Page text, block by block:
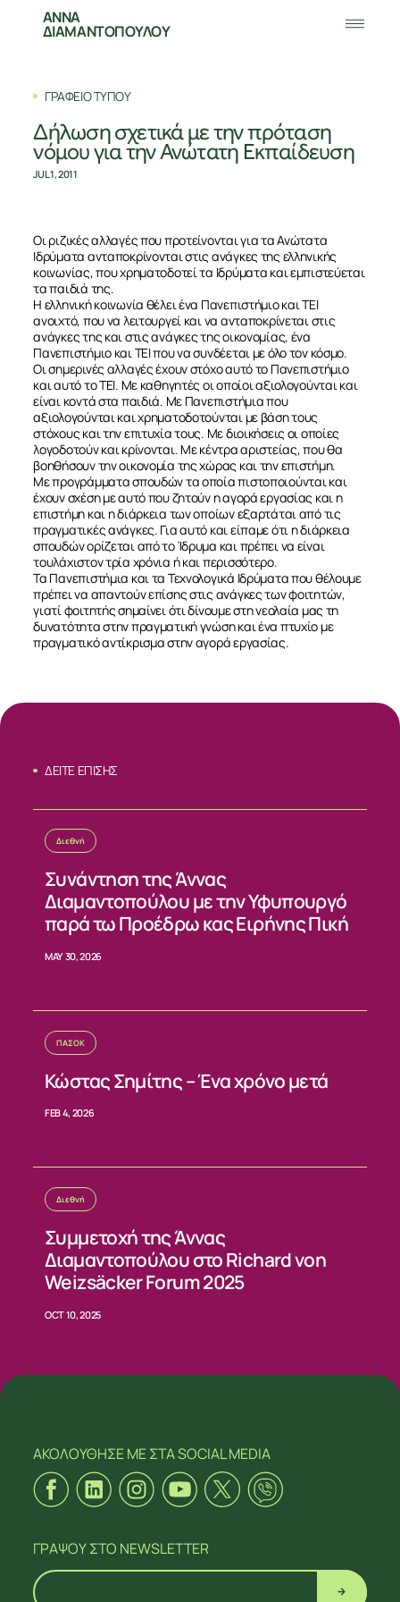
ΣΧΕΤΙΚΑ
ΝΕΑ
ΕΠΙΚΟΙΝΩΝΙΑ
ΑΝΝΑ
ΔΙΑΜΑΝΤΟΠΟΥΛΟΥ
ΓΡΑΦΕΙΟ ΤΥΠΟΥ
Δήλωση σχετικά με την πρόταση
νόμου για την Ανώτατη Εκπαίδευση
JUL 1, 2011
Οι ριζικές αλλαγές που προτείνονται για τα Ανώτατα
Ιδρύματα ανταποκρίνονται στις ανάγκες της ελληνικής
κοινωνίας, που χρηματοδοτεί τα Ιδρύματα και εμπιστεύεται
τα παιδιά της.
Η ελληνική κοινωνία θέλει ένα Πανεπιστήμιο και ΤΕΙ
ανοιχτό, που να λειτουργεί και να ανταποκρίνεται στις
ανάγκες της και στις ανάγκες της οικονομίας, ένα
Πανεπιστήμιο και ΤΕΙ που να συνδέεται με όλο τον κόσμο.
Οι σημερινές αλλαγές έχουν στόχο αυτό το Πανεπιστήμιο
και αυτό το ΤΕΙ. Με καθηγητές οι οποίοι αξιολογούνται και
είναι κοντά στα παιδιά. Με Πανεπιστήμια που
αξιολογούνται και χρηματοδοτούνται με βάση τους
στόχους και την επιτυχία τους. Με διοικήσεις οι οποίες
λογοδοτούν και κρίνονται. Με κέντρα αριστείας, που θα
βοηθήσουν την οικονομία της χώρας και την επιστήμη.
Με προγράμματα σπουδών τα οποία πιστοποιούνται και
έχουν σχέση με αυτό που ζητούν η αγορά εργασίας και η
επιστήμη και η διάρκεια των οποίων εξαρτάται από τις
πραγματικές ανάγκες. Για αυτό και είπαμε ότι η διάρκεια
σπουδών ορίζεται από το Ίδρυμα και πρέπει να είναι
τουλάχιστον τρία χρόνια ή και περισσότερο.
Τα Πανεπιστήμια και τα Τεχνολογικά Ιδρύματα που θέλουμε
πρέπει να απαντούν επίσης στις ανάγκες των φοιτητών,
γιατί φοιτητής σημαίνει ότι δίνουμε στη νεολαία μας τη
δυνατότητα στην πραγματική γνώση και ένα πτυχίο με
πραγματικό αντίκρισμα στην αγορά εργασίας.
ΔΕΙΤΕ ΕΠΙΣΗΣ
Διεθνή
Συνάντηση της Άννας
Διαμαντοπούλου με την Υφυπουργό
παρά τω Προέδρω κας Ειρήνης Πική
MAY 30, 2026
ΠΑΣΟΚ
Κώστας Σημίτης – Ένα χρόνο μετά
FEB 4, 2026
Διεθνή
Συμμετοχή της Άννας
Διαμαντοπούλου στο Richard von
Weizsäcker Forum 2025
OCT 10, 2025
ΑΚΟΛΟΥΘΗΣΕ ΜΕΣΤΑ SOCIAL MEDIA
ΓΡΑΨΟΥΣΤΟ NEWSLETTER